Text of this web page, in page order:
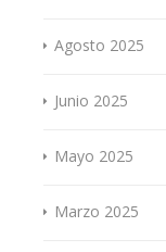
Agosto 2025
Junio 2025
Mayo 2025
Marzo 2025